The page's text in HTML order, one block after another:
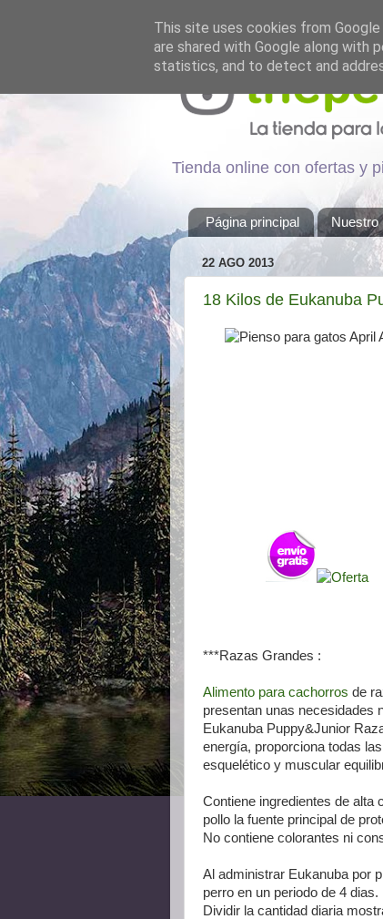
Tienda online con ofertas y
Página principal Nuestro
22 AGO 2013
18 Kilos de Eukanuba
***Razas Grandes :
Alimento para cachorros de
presentan unas necesidades
Eukanuba Puppy&Junior
energía, proporciona todas
esquelético y muscular
Contiene ingredientes de alta
pollo la fuente principal de
No contiene colorantes ni
Al administrar Eukanuba por
perro en un periodo de 4
Dividir la cantidad diaria
This site uses cookies from
are shared with Google along with
statistics, and to detect and